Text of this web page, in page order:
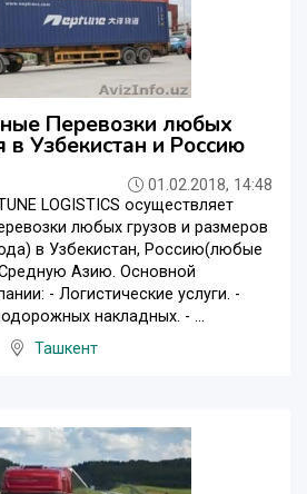
Перевозки любых
в Узбекистан и Россию
01.02.2018, 14:48
LOGISTICS осуществляет
любых грузов и размеров
в Узбекистан, Россию(любые
Азию. Основной
- Логистические услуги. -
накладных. - ...
Ташкент